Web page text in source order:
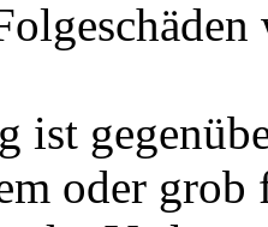
ist
oder grob